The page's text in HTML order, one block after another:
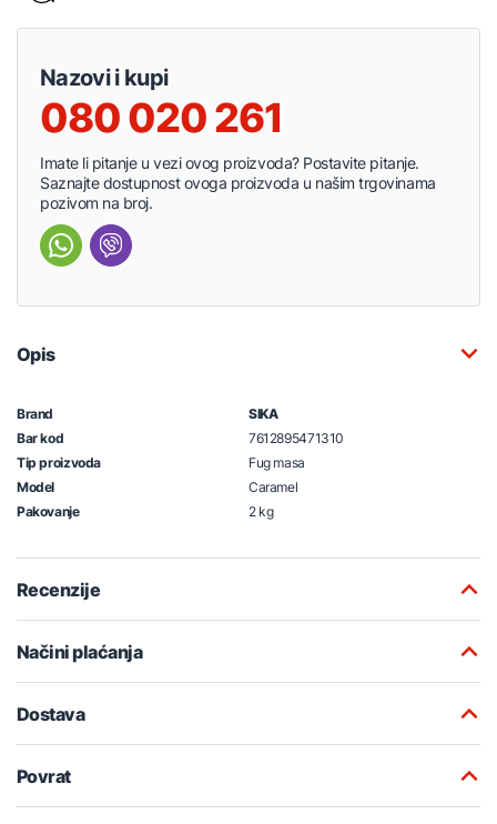
Nazovi i kupi
080 020 261
Imate li pitanje u vezi ovog proizvoda? Postavite pitanje.
Saznajte dostupnost ovoga proizvoda u našim trgovinama
pozivom na broj.
Opis
Brand
SIKA
Bar kod
7612895471310
Tip proizvoda
Fug masa
Model
Caramel
Pakovanje
2 kg
Recenzije
Načini plaćanja
Dostava
Povrat